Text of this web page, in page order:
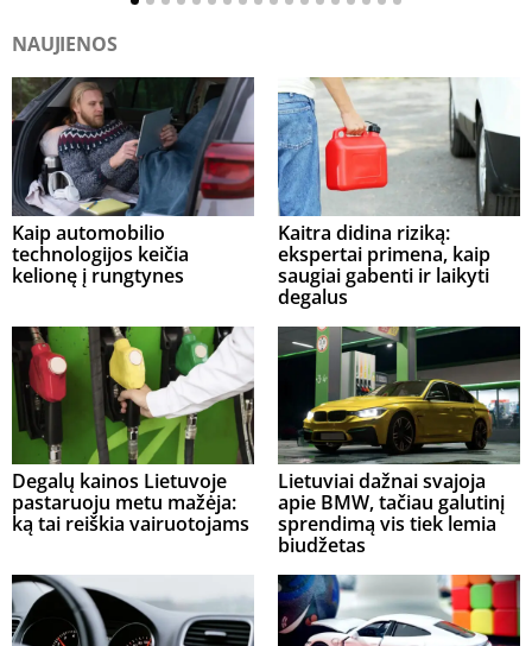
NAUJIENOS
Kaip automobilio
technologijos keičia
kelionę į rungtynes
Kaitra didina riziką:
ekspertai primena, kaip
saugiai gabenti ir laikyti
degalus
Degalų kainos Lietuvoje
pastaruoju metu mažėja:
ką tai reiškia vairuotojams
Lietuviai dažnai svajoja
apie BMW, tačiau galutinį
sprendimą vis tiek lemia
biudžetas